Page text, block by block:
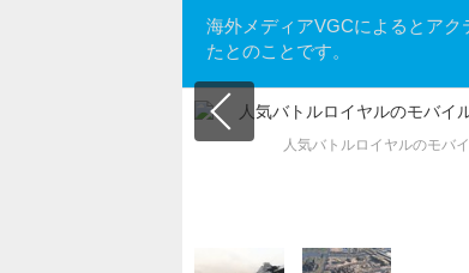
海外メディアVGCによるとア
たとのことです。
人気バトルロイヤルのモバ